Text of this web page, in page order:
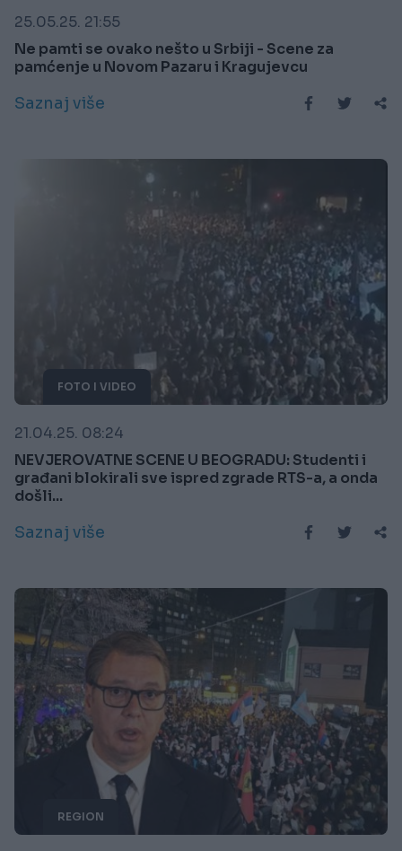
25.05.25. 21:55
Ne pamti se ovako nešto u Srbiji - Scene za
pamćenje u Novom Pazaru i Kragujevcu
Saznaj više
FOTO I VIDEO
21.04.25. 08:24
NEVJEROVATNE SCENE U BEOGRADU: Studenti i
građani blokirali sve ispred zgrade RTS-a, a onda
došli...
Saznaj više
REGION